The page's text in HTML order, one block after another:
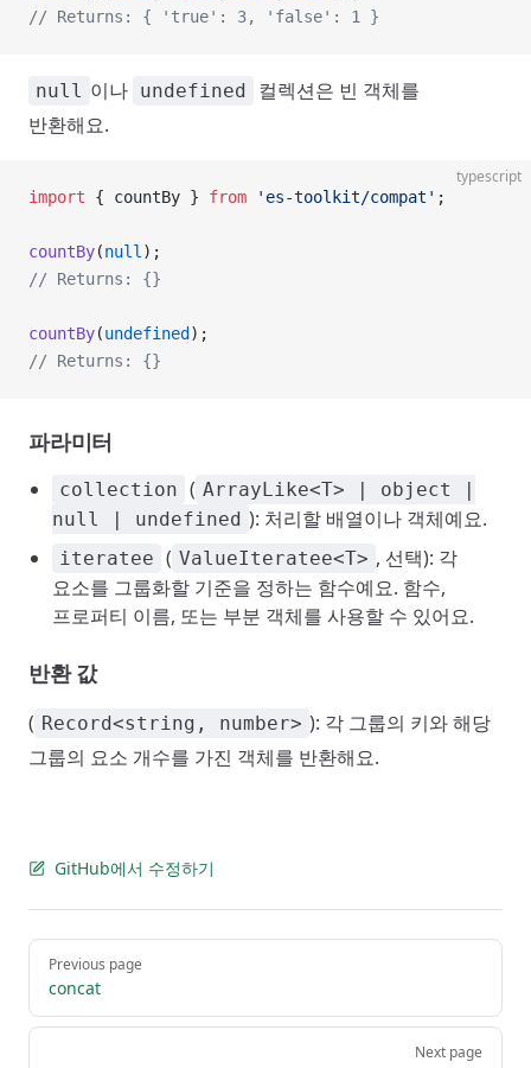
// Returns: { 'true': 3, 'false': 1 }
null 이나 undefined
컬렉션은 빈 객체를
반환해요.
typescript
import { countBy } from 'es-toolkit/compat' ;
countBy(null );
// Returns: {}
countBy(undefined );
// Returns: {}
파라미터
collection ( ArrayLike<T> | object |
null | undefined ): 처리할 배열이나 객체예요.
iteratee ( ValueIteratee<T> , 선택): 각
요소를 그룹화할 기준을 정하는 함수예요. 함수,
프로퍼티 이름, 또는 부분 객체를 사용할 수 있어요.
반환 값
( Record<string, number> ): 각 그룹의 키와 해당
그룹의 요소 개수를 가진 객체를 반환해요.
GitHub에서 수정하기
Pager
Previous page
concat
Next page